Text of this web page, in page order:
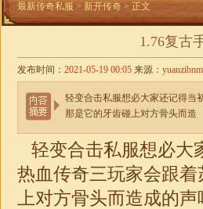
最新传奇私服 > 新开传奇 > 正文
1.76复古
发布时间： 2021-05-19 00:05 来源：
轻变合击私服想必大家还记得
那是它的牙齿碰上对方骨头而造
轻变合击私服想必大
热血传奇三玩家会跟
上对方骨头而造成的声